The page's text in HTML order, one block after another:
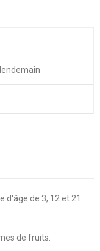
de 3, 12 et 21
de fruits.